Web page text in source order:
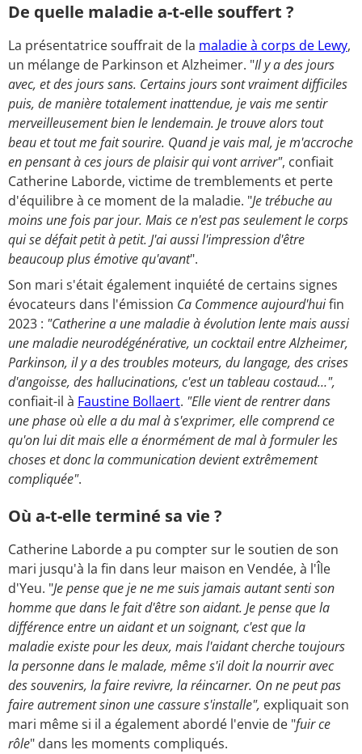
De quelle maladie a-t-elle souffert ?
La présentatrice souffrait de la maladie à corps de Lewy,
un mélange de Parkinson et Alzheimer. "Il y a des jours
avec, et des jours sans. Certains jours sont vraiment difficiles
puis, de manière totalement inattendue, je vais me sentir
merveilleusement bien le lendemain. Je trouve alors tout
beau et tout me fait sourire. Quand je vais mal, je m'accroche
en pensant à ces jours de plaisir qui vont arriver", confiait
Catherine Laborde, victime de tremblements et perte
d'équilibre à ce moment de la maladie. "Je trébuche au
moins une fois par jour. Mais ce n'est pas seulement le corps
qui se défait petit à petit. J'ai aussi l'impression d'être
beaucoup plus émotive qu'avant".
Son mari s'était également inquiété de certains signes
évocateurs dans l'émission Ca Commence aujourd'huifin
2023 : "Catherine a une maladie à évolution lente mais aussi
une maladie neurodégénérative, un cocktail entre Alzheimer,
Parkinson, il y ades troubles moteurs, du langage, des crises
d'angoisse, des hallucinations, c'est un tableau costaud…",
confiait-il à Faustine Bollaert. "Elle vient de rentrer dans
une phase où elle a du mal à s'exprimer, elle comprend ce
qu'on lui dit mais elle a énormément de mal à formuler les
choses et donc la communication devient extrêmement
compliquée".
Où a-t-elle terminé sa vie ?
Catherine Laborde a pu compter sur le soutien de son
mari jusqu'à la fin dans leur maison en Vendée, à l'Île
d'Yeu. "Je pense que je ne me suis jamais autant senti son
homme que dans le fait d'être son aidant. Je pense que la
différence entre un aidant et un soignant, c'est que la
maladie existe pour les deux, mais l'aidant cherche toujours
la personne dans le malade, même s'il doit la nourrir avec
des souvenirs, la faire revivre, la réincarner. On ne peut pas
faire autrement sinon une cassure s'installe", expliquait son
mari même si il a également abordé l'envie de "fuir ce
rôle" dans les moments compliqués.